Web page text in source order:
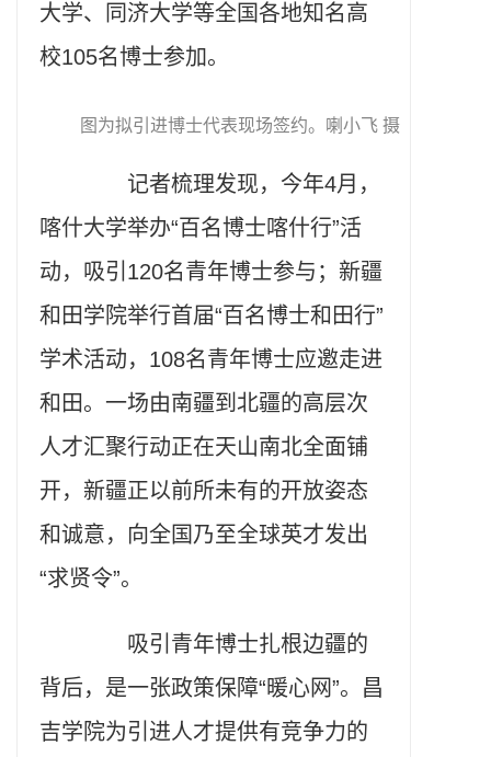
大学、同济大学等全国各地知名高
校105名博士参加。
图为拟引进博士代表现场签约。喇小飞 摄
记者梳理发现，今年4月，
喀什大学举办“百名博士喀什行”活
动，吸引120名青年博士参与；新疆
和田学院举行首届“百名博士和田行”
学术活动，108名青年博士应邀走进
和田。一场由南疆到北疆的高层次
人才汇聚行动正在天山南北全面铺
开，新疆正以前所未有的开放姿态
和诚意，向全国乃至全球英才发出
“求贤令”。
吸引青年博士扎根边疆的
背后，是一张政策保障“暖心网”。昌
吉学院为引进人才提供有竞争力的